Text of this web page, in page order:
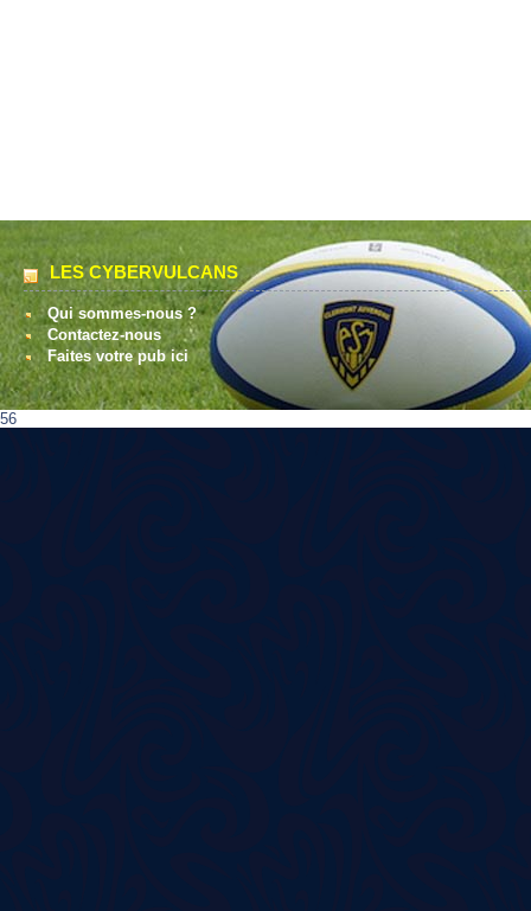
LES CYBERVULCANS
Qui sommes-nous ?
Contactez-nous
Faites votre pub ici
56